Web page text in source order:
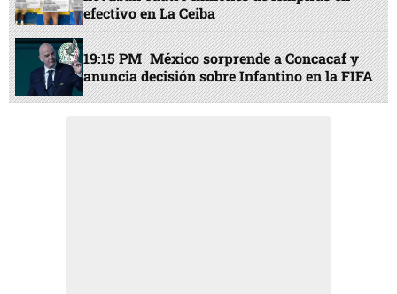
efectivo en La Ceiba
19:15 PM México sorprende a Concacaf y
anuncia decisión sobre Infantino en la FIFA